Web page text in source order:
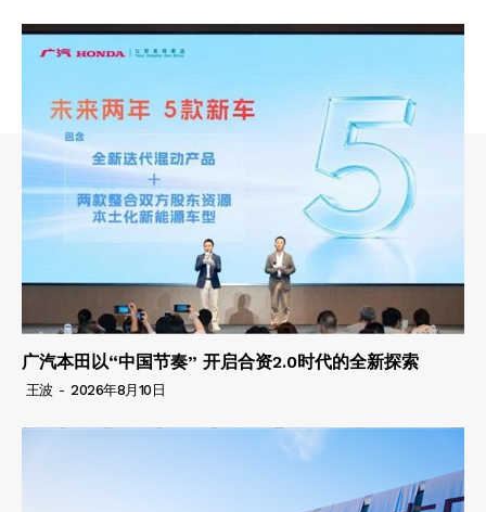
广汽本田以“中国节奏” 开启合资2.0时代的全新探索
王波 - 2026年8月10日